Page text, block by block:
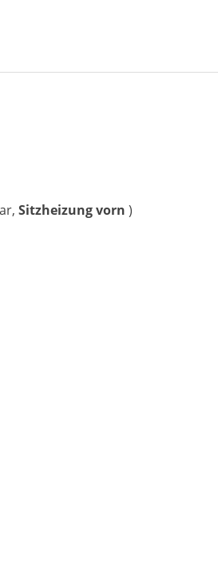
Sitzheizung vorn )